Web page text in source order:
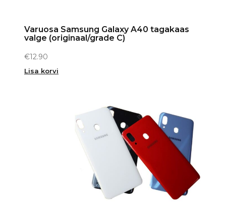
Varuosa Samsung Galaxy A40 tagakaas
valge (originaal/grade C)
€12.90
Lisa korvi